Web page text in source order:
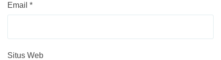
Email *
Situs Web